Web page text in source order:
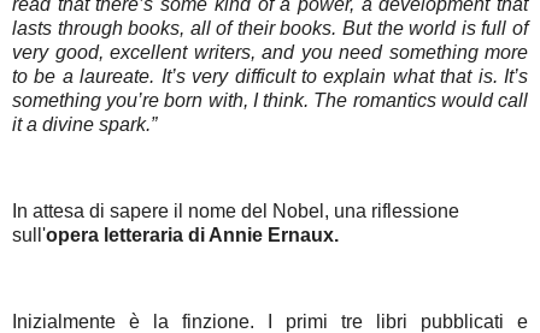
read that there’s some kind of a power, a development that
lasts through books, all of their books. But the world is full of
very good, excellent writers, and you need something more
to be a laureate. It’s very difficult to explain what that is. It’s
something you’re born with, I think. The romantics would call
it a divine spark.”
In attesa di sapere il nome del Nobel, una riflessione
sull'opera letteraria di Annie Ernaux.
Inizialmente è la finzione. I primi tre libri pubblicati e